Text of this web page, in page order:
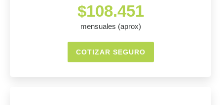
$108.451
mensuales (aprox)
COTIZAR SEGURO